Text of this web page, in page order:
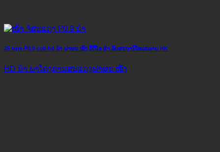
25 sqm P0.9 cob hd ນຳ ຝາຜະ ໜັງ ວີດີໂອ ສຳ ລັບສະຖານີໂທລະພາບ HK
HD ນຳ ພາໂຄງການສະແດງຝາຜະ ໜັງ